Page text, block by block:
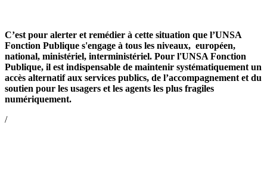
C’est pour alerter et remédier à cette situation que l’UNSA
Fonction Publique s'engage à tous les niveaux, européen,
national, ministériel, interministériel. Pour l'UNSA Fonction
Publique, il est indispensable de maintenir systématiquement un
accès alternatif aux services publics, de l’accompagnement et du
soutien pour les usagers et les agents les plus fragiles
numériquement.
/